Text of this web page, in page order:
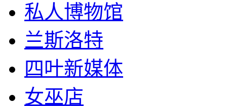
私人博物馆
兰斯洛特
四叶新媒体
女巫店